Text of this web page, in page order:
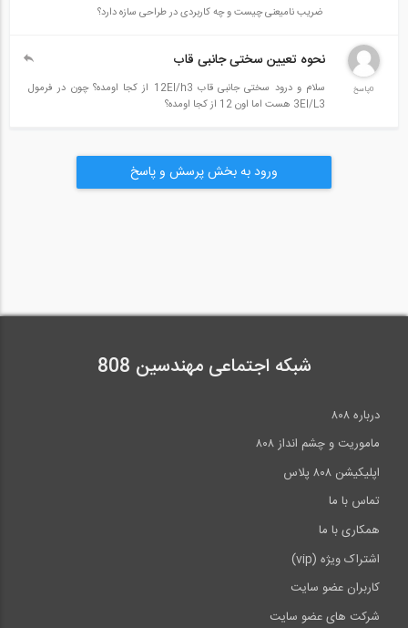
ضریب نامیعنی چیست و چه کاربردی در طراحی سازه دارد؟
0پاسخ
نحوه تعیین سختی جانبی قاب
سلام و درود سختی جانبی قاب 12EI/h3 از کجا اومده؟ چون در فرمول
3EI/L3 هست اما اون 12 از کجا اومده؟
ورود به بخش پرسش و پاسخ
شبکه اجتماعی مهندسین 808
درباره ۸۰۸
ماموریت و چشم انداز ۸۰۸
اپلیکیشن ۸۰۸ پلاس
تماس با ما
همکاری با ما
اشتراک ویژه (vip)
کاربران عضو سایت
شرکت های عضو سایت